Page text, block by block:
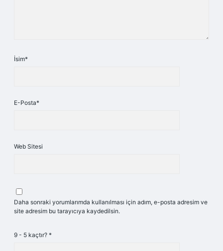
İsim*
E-Posta*
Web Sitesi
Daha sonraki yorumlarımda kullanılması için adım, e-posta adresim ve
site adresim bu tarayıcıya kaydedilsin.
9 - 5 kaçtır? *